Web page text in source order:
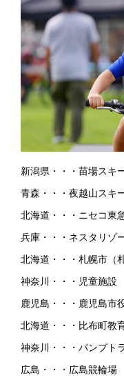
新潟県・・・苗場スキ
青森・・・夜越山スキ
北海道・・・ニセコ東
兵庫・・・ネスタリゾ
北海道・・・札幌市（
神奈川・・・児童施設
鹿児島・・・鹿児島市
北海道・・・比布町教
神奈川・・・パンプト
広島・・・広島競輪場